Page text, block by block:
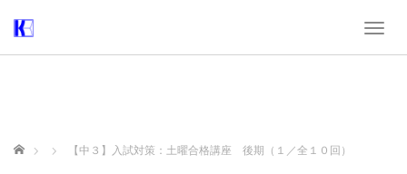
T
ホーム 【中３】入試対策：土曜合格講座 後期（１／全１０回）